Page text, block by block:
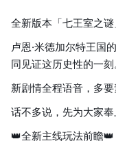
全新版本「七王室之
卢恩·米德加尔特王国
同见证这历史性的一刻
新剧情全程语音，多
话不多说，先为大家
👑全新主线玩法前瞻👑